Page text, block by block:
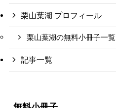
栗山葉湖 プロフィール
栗山葉湖の無料小冊子一覧
記事一覧